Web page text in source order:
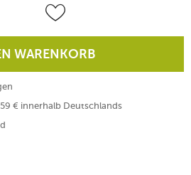
WARENKORB
€ innerhalb Deutschlands